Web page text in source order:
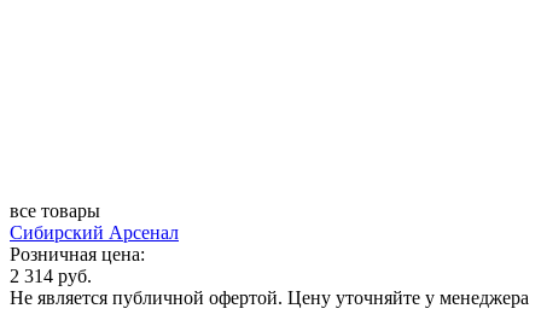
все товары
Сибирский Арсенал
Розничная цена:
2 314 руб.
Не является публичной офертой. Цену уточняйте у менеджера